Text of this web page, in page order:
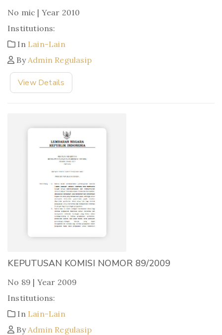
No mic | Year 2010
Institutions:
In Lain-Lain
ByAdmin Regulasip
View Details
KEPUTUSAN KOMISI NOMOR 89/2009
No 89 | Year 2009
Institutions:
In Lain-Lain
ByAdmin Regulasip